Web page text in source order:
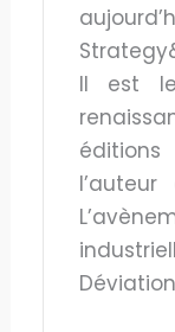
Il est